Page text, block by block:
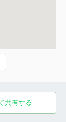
共有する